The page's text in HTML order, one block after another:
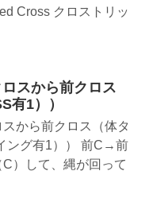
Cross クロストリッ
スから前クロス
有1））
から前クロス（体タ
ング有1）） 前C→前
）して、縄が回って